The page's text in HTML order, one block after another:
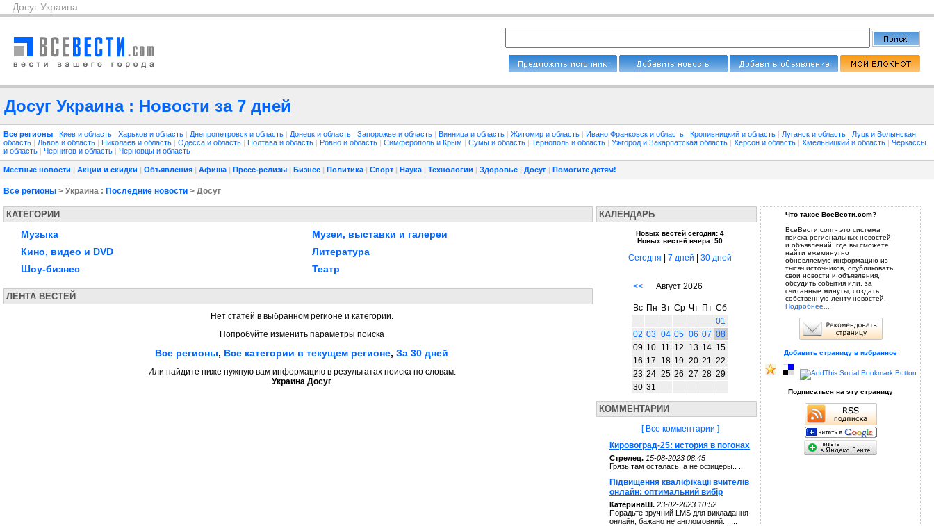
Досуг Украина
Досуг Украина : Новости за 7 дней
Все регионы | Киев и область | Харьков и область | Днепропетровск и область | Донецк и область | Запорожье и область | Винница и область | Житомир и область | Ивано Франковск и область | Кропивницкий и область | Луганск и область | Луцк и Волынская
область | Львов и область | Николаев и область | Одесса и область | Полтава и область | Ровно и область | Симферополь и Крым | Сумы и область | Тернополь и область | Ужгород и Закарпатская область | Херсон и область | Хмельницкий и область | Черкассы
и область | Чернигов и область | Черновцы и область
Местные новости | Акции и скидки | Объявления | Афиша | Пресс-релизы | Бизнес | Политика | Спорт | Наука | Технологии | Здоровье | Досуг | Помогите детям!
Все регионы > Украина : Последние новости > Досуг
КАТЕГОРИИ
Музыка
Кино, видео и DVD
Шоу-бизнес
Музеи, выставки и галереи
Литература
Театр
ЛЕНТА ВЕСТЕЙ
Нет статей в выбранном регионе и категории.
Попробуйте изменить параметры поиска
Все регионы, Все категории в текущем регионе, За 30 дней
Или найдите ниже нужную вам информацию в результатах поиска по словам:
Украина Досуг
КАЛЕНДАРЬ
Новых вестей сегодня: 4
Новых вестей вчера: 50
Сегодня 7 дней 30 дней
<< Август 2026
Вс Пн Вт Ср Чт Пт Сб
01
02 03 04 05 06 07 08
09 10 11 12 13 14 15
16 17 18 19 20 21 22
23 24 25 26 27 28 29
30 31
КОММЕНТАРИИ
[ Все комментарии ]
Кировоград-25: история в погонах
Стрелец. 15-08-2023 08:45
Грязь там осталась, а не офицеры.. ...
Підвищення кваліфікації вчителів
онлайн: оптимальний вибір
КатеринаШ. 23-02-2023 10:52
Порадьте зручний LMS для викладання
онлайн, бажано не англомовний. . ...
Что такое ВсеВести.com?
ВсеВести.com - это система
поиска региональных новостей
и объявлений, где вы сможете
найти ежеминутно
обновляемую информацию из
тысяч источников, опубликовать
свои новости и объявления,
обсудить события или, за
считанные минуты, создать
собственную ленту новостей.
Подробнее...
Добавить страницу в избранное
Подписаться на эту страницу